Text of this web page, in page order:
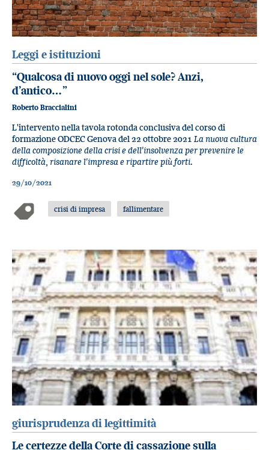
Leggi e istituzioni
“Qualcosa di nuovo oggi nel sole? Anzi,
d’antico…”
Roberto Braccialini
L'intervento nella tavola rotonda conclusiva del corso di
formazione ODCEC Genova del 22 ottobre 2021 La nuova cultura
della composizione della crisi e dell'insolvenza per prevenire le
difficoltà, risanare l'impresa e ripartire più forti.
29/10/2021
crisi di impresa fallimentare
giurisprudenza di legittimità
Le certezze della Corte di cassazione sulla